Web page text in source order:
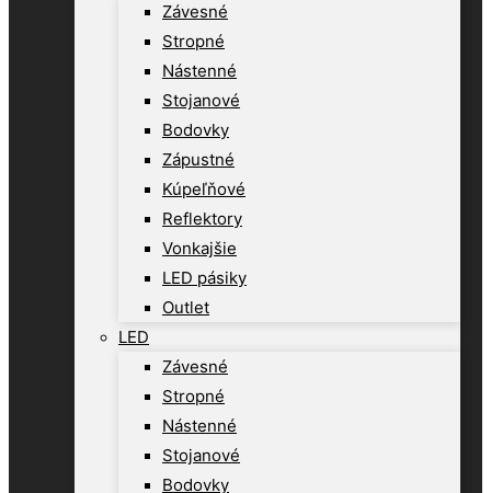
Závesné
Stropné
Nástenné
Stojanové
Bodovky
Zápustné
Kúpeľňové
Reflektory
Vonkajšie
LED pásiky
Outlet
LED
Závesné
Stropné
Nástenné
Stojanové
Bodovky